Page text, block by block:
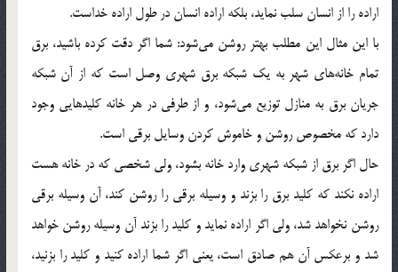
اراده را از انسان سلب نمايد، بلكه اراده انسان در طول اراده خداست.
با اين مثال اين مطلب بهتر روشن مي‌شود: شما اگر دقت كرده باشيد، برق
تمام خانه‌هاي شهر به يك شبكه برق شهري وصل است كه از آن شبكه
جريان برق به منازل توزيع مي‌شود، و از طرفي در هر خانه كليدهايي وجود
دارد كه مخصوص روشن و خاموش كردن وسايل برقي است.
حال اگر برق از شبكه شهري وارد خانه بشود، ولي شخصي كه در خانه هست
اراده نكند كه كليد برق را بزند و وسيله برقي را روشن كند، آن وسيله برقي
روشن نخواهد شد، ولي اگر اراده نمايد و كليد را بزند آن وسيله روشن خواهد
شد و برعكس آن هم صادق است، يعني اگر شما اراده كنيد و كليد را بزنيد،